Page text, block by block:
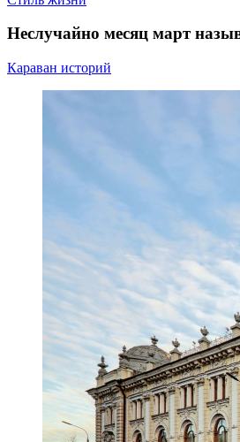
Неслучайно месяц март
Караван историй